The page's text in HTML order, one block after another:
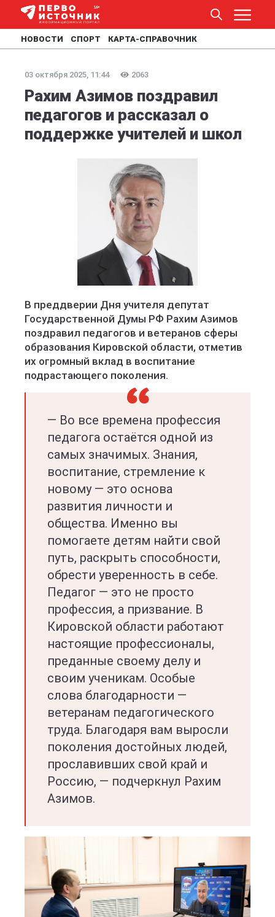
НОВОСТИ СПОРТ КАРТА-СПРАВОЧНИК
03 октября 2025, 11:44 2063
Рахим Азимов поздравил
педагогов и рассказал о
поддержке учителей и школ
В преддверии Дня учителя депутат
Государственной Думы РФ Рахим Азимов
поздравил педагогов и ветеранов сферы
образования Кировской области, отметив
их огромный вклад в воспитание
подрастающего поколения.
— Во все времена профессия
педагога остаётся одной из
самых значимых. Знания,
воспитание, стремление к
новому — это основа
развития личности и
общества. Именно вы
помогаете детям найти свой
путь, раскрыть способности,
обрести уверенность в себе.
Педагог — это не просто
профессия, а призвание. В
Кировской области работают
настоящие профессионалы,
преданные своему делу и
своим ученикам. Особые
слова благодарности —
ветеранам педагогического
труда. Благодаря вам выросли
поколения достойных людей,
прославивших свой край и
Россию, — подчеркнул Рахим
Азимов.